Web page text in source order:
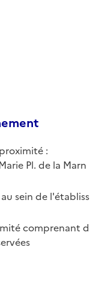
:
Pl. de la Marn
sein de l'établiss
comprenant d